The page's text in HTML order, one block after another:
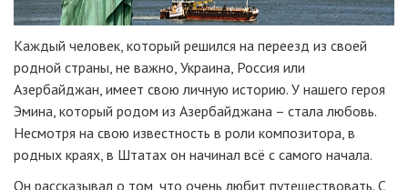
Каждый человек, который решился на переезд из своей
родной страны, не важно, Украина, Россия или
Азербайджан, имеет свою личную историю. У нашего героя
Эмина, который родом из Азербайджана – стала любовь.
Несмотря на свою известность в роли композитора, в
родных краях, в Штатах он начинал всё с самого начала.
Он рассказывал о том, что очень любит путешествовать. С